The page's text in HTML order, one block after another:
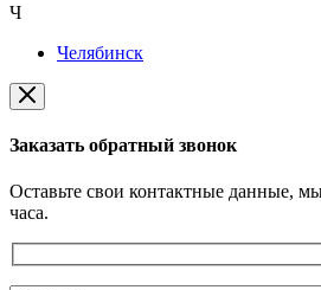
Ч
Челябинск
Заказать обратный звонок
Оставьте свои контактные данные,
часа.